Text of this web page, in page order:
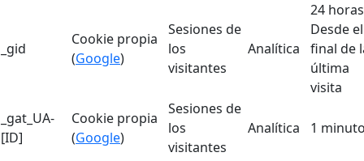
_gid
Cookie propia
(Google)
Sesiones de
los
visitantes
Analítica
24
Desde el
final de
última
visita
_gat_UA-
[ID]
Cookie propia
(Google)
Sesiones de
los
visitantes
Analítica 1